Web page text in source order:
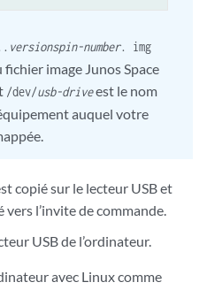
versionspin-number. img
fichier image Junos Space
/dev/usb-driveest le nom
auquel votre
copié sur le lecteur USB et
l’invite de commande.
USB de l’ordinateur.
avec Linux comme